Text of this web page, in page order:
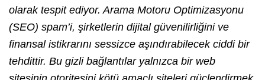
olarak tespit ediyor. Arama Motoru Optimizasyonu
(SEO) spam’i, şirketlerin dijital güvenilirliğini ve
finansal istikrarını sessizce aşındırabilecek ciddi bir
tehdittir. Bu gizli bağlantılar yalnızca bir web